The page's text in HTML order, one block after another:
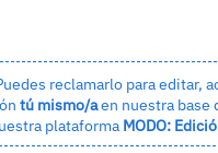
reclamarlo para editar,
tú mismo/aen nuestra base
plataforma MODO: